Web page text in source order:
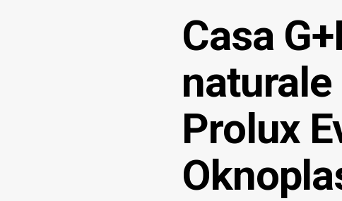
Casa
Prolux